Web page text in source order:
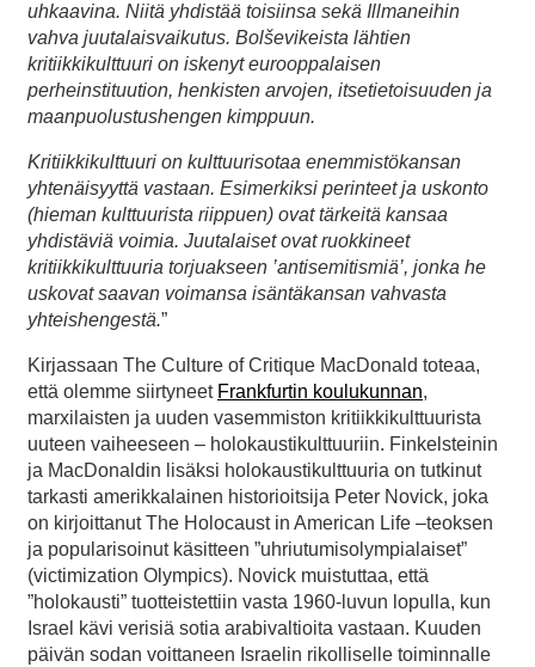
uhkaavina. Niitä yhdistää toisiinsa sekä Illmaneihin
vahva juutalaisvaikutus. Bolševikeista lähtien
kritiikkikulttuuri on iskenyt eurooppalaisen
perheinstituution, henkisten arvojen, itsetietoisuuden ja
maanpuolustushengen kimppuun.
Kritiikkikulttuuri on kulttuurisotaa enemmistökansan
yhtenäisyyttä vastaan. Esimerkiksi perinteet ja uskonto
(hieman kulttuurista riippuen) ovat tärkeitä kansaa
yhdistäviä voimia. Juutalaiset ovat ruokkineet
kritiikkikulttuuria torjuakseen ’antisemitismiä’, jonka he
uskovat saavan voimansa isäntäkansan vahvasta
yhteishengestä.”
Kirjassaan The Culture of Critique MacDonald toteaa,
että olemme siirtyneet Frankfurtin koulukunnan,
marxilaisten ja uuden vasemmiston kritiikkikulttuurista
uuteen vaiheeseen – holokaustikulttuuriin. Finkelsteinin
ja MacDonaldin lisäksi holokaustikulttuuria on tutkinut
tarkasti amerikkalainen historioitsija Peter Novick, joka
on kirjoittanut The Holocaust in American Life –teoksen
ja popularisoinut käsitteen ”uhriutumisolympialaiset”
(victimization Olympics). Novick muistuttaa, että
”holokausti” tuotteistettiin vasta 1960-luvun lopulla, kun
Israel kävi verisiä sotia arabivaltioita vastaan. Kuuden
päivän sodan voittaneen Israelin rikolliselle toiminnalle